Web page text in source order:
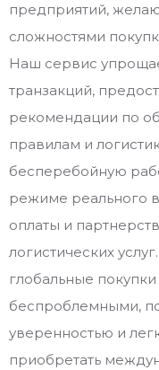
предприятий,
сложностями
Наш сервис
транзакций,
рекомендации по
правилам и
бесперебойную
режиме реального
оплаты и
логистических
глобальные
беспроблемными,
уверенностью и
приобретать